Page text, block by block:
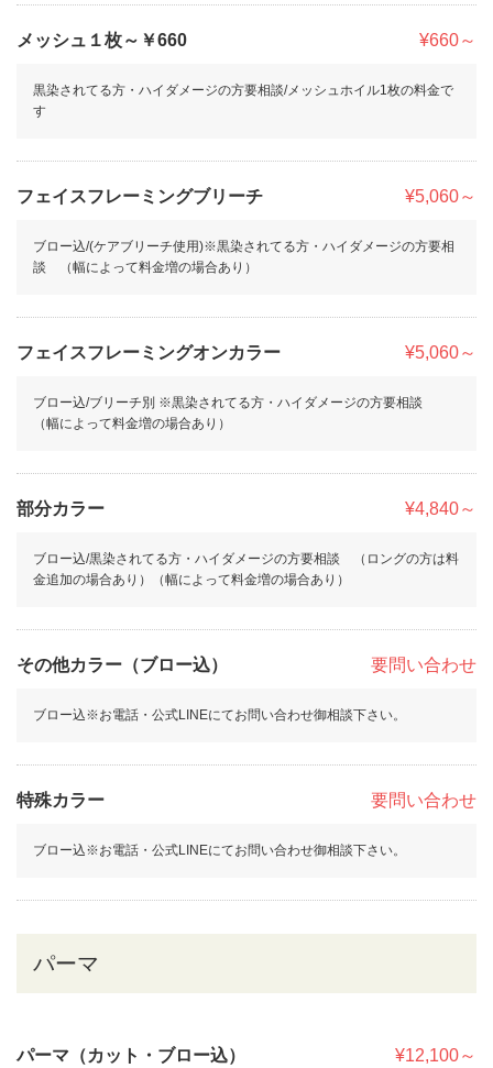
メッシュ１枚～￥660 ¥660～
黒染されてる方・ハイダメージの方要相談/メッシュホイル1枚の料金で
す
フェイスフレーミングブリーチ ¥5,060～
ブロー込/(ケアブリーチ使用)※黒染されてる方・ハイダメージの方要相
談 （幅によって料金増の場合あり）
フェイスフレーミングオンカラー ¥5,060～
ブロー込/ブリーチ別 ※黒染されてる方・ハイダメージの方要相談
（幅によって料金増の場合あり）
部分カラー ¥4,840～
ブロー込/黒染されてる方・ハイダメージの方要相談 （ロングの方は料
金追加の場合あり）（幅によって料金増の場合あり）
その他カラー（ブロー込） 要問い合わせ
ブロー込※お電話・公式LINEにてお問い合わせ御相談下さい。
特殊カラー 要問い合わせ
ブロー込※お電話・公式LINEにてお問い合わせ御相談下さい。
パーマ
パーマ（カット・ブロー込） ¥12,100～